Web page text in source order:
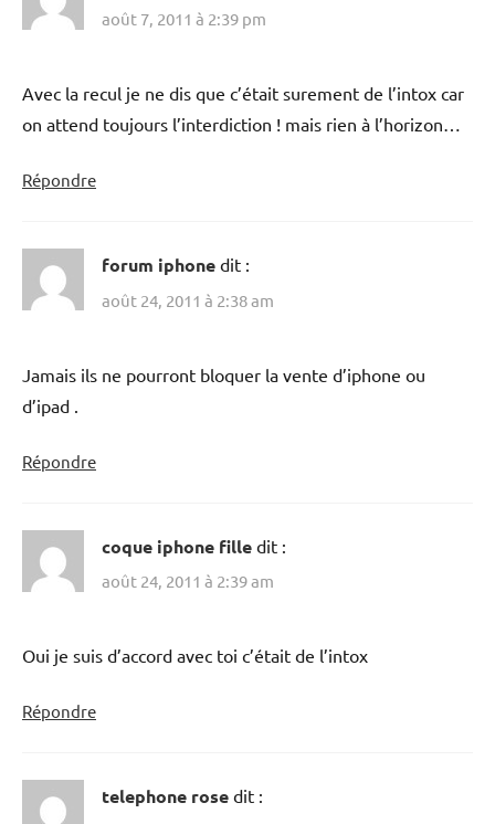
août 7, 2011 à 2:39 pm
Avec la recul je ne dis que c’était surement de l’intox car
on attend toujours l’interdiction ! mais rien à l’horizon…
Répondre
forum iphone dit :
août 24, 2011 à 2:38 am
Jamais ils ne pourront bloquer la vente d’iphone ou
d’ipad .
Répondre
coque iphone fille dit :
août 24, 2011 à 2:39 am
Oui je suis d’accord avec toi c’était de l’intox
Répondre
telephone rose dit :